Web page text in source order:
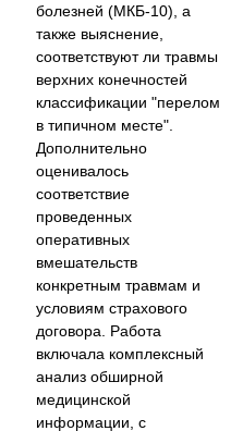
болезней (МКБ-10), а
также выяснение,
соответствуют ли травмы
верхних конечностей
классификации "перелом
в типичном месте".
Дополнительно
оценивалось
соответствие
проведенных
оперативных
вмешательств
конкретным травмам и
условиям страхового
договора. Работа
включала комплексный
анализ обширной
медицинской
информации, с